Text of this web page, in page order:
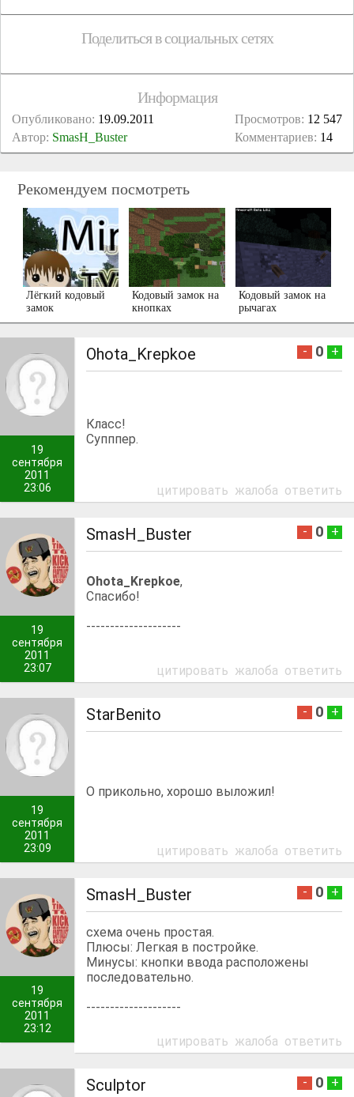
Поделиться в социальных сетях
Информация
Просмотров: 12 547
Комментариев: 14
Опубликовано: 19.09.2011
Автор: SmasH_Buster
Рекомендуем посмотреть
Лёгкий кодовый
замок
Кодовый замок на
кнопках
Кодовый замок на
рычагах
19
сентября
2011
23:06
Ohota_Krepkoe - 0 +
Класс!
Супппер.
цитировать жалоба ответить
19
сентября
2011
23:07
SmasH_Buster - 0 +
Ohota_Krepkoe,
Спасибо!
--------------------
цитировать жалоба ответить
19
сентября
2011
23:09
StarBenito - 0 +
О прикольно, хорошо выложил!
цитировать жалоба ответить
19
сентября
2011
23:12
SmasH_Buster - 0 +
схема очень простая.
Плюсы: Легкая в постройке.
Минусы: кнопки ввода расположены
последовательно.
--------------------
цитировать жалоба ответить
Sculptor - 0 +